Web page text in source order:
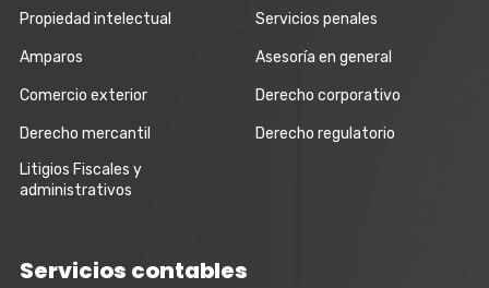
Propiedad intelectual Servicios penales
Amparos Asesoría en general
Comercio exterior Derecho corporativo
Derecho mercantil
Derecho regulatorio
Litigios Fiscales y
administrativos
Servicios contables